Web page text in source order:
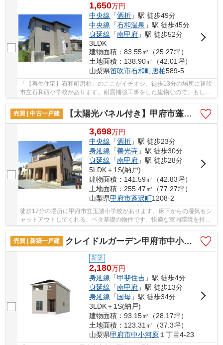
1,650万円
中央線 「酒折 」駅 徒歩49分
中央線 「石和温泉 」駅 徒歩45分
身延線 「南甲府 」駅 徒歩52分
3LDK
建物面積：83.55㎡（25.27坪）
土地面積：138.90㎡（42.01坪）
山梨県笛吹市石和町唐柏589-5
「【再生住宅】石和町唐柏」のここがイチオシ。徒歩13分の場所に笛吹
市立石和西小学校があります。耐震補強工事をした建物なので、もしも
売買 | 中古一戸建
【太陽光パネル付き】甲府市蓬沢町
3,698万円
中央線 「酒折 」駅 徒歩23分
身延線 「善光寺 」駅 徒歩30分
身延線 「南甲府 」駅 徒歩28分
5LDK＋1S(納戸)
建物面積：141.59㎡（42.83坪）
土地面積：255.47㎡（77.27坪）
山梨県甲府市蓬沢町1208-2
徒歩12分の場所に甲府市立玉諸小学校があります。床下からの湿気もシ
ャットアウトしてくれる、ベタ基礎の物件です。快適な室内環境を持
売買 | 新築一戸建
クレイドルガーデン甲府市中小河原第1 1号棟
新築
2,180万円
身延線 「甲斐住吉 」駅 徒歩4分
身延線 「南甲府 」駅 徒歩13分
身延線 「国母 」駅 徒歩34分
3LDK＋1S(納戸)
建物面積：93.15㎡（28.17坪）
土地面積：123.31㎡（37.3坪）
山梨県甲府市中小河原 １丁目4-23